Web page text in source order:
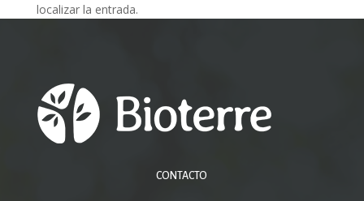
localizar la entrada.
CONTACTO